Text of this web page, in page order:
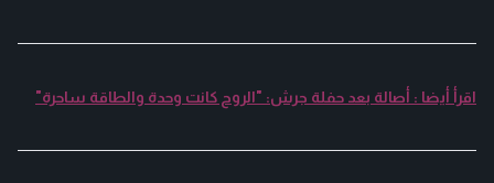
اقرأ أيضا : أصالة بعد حفلة جرش: "الروح كانت وحدة والطاقة ساحرة"